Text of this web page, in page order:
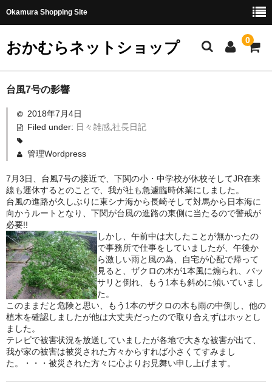
Okamura Shopping Site
おかむらネットショップ 0
商品
社長日記
味噌
天然とらふぐ
国産とらふぐ
料理セット
刺身セット
鍋セット
身欠き
その他ふぐセット
特定商取引法に基づく表示
台風7号の影響
2018年7月4日
Filed under: 日々雑感, 社長日記
管理Wordpress
7月3日、台風7号の接近で、下関の小・中学校が休校そしてJR在来
線も運休するとのことで、我が社も急遽臨時休業にしました。
台風の進路が久しぶりに東シナ海から長崎そして対馬から日本海に
向かうルートとなり、下関が台風の進路の東側に当たるので警戒が
必要!!
しかし、午前中は大したことが無かったの
で事務所で仕事をしていましたが、午後か
ら激しい雨と風の為、自宅が心配で帰って
見ると、ザクロの木が1本風に煽られ、バッ
サリと倒れ、もう1本も斜めに傾いていまし
た。
このままだと危険と思い、もう1本のザクロの木も雨の中倒し、他の
植木を確認しましたが他は大丈夫だったので取り合えずはホッとし
ました。
テレビで被害状況を放送していましたが各地で大きな被害が出て、
我が家の被害は被災された方々からすれば小さくてすみまし
た。・・・被災された方々に心よりお見舞い申し上げます。